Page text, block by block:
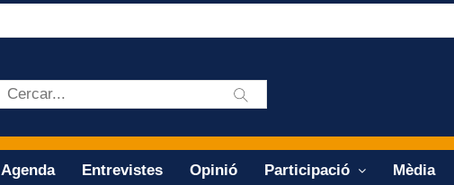
Agenda Entrevistes Opinió Participació Mèdia